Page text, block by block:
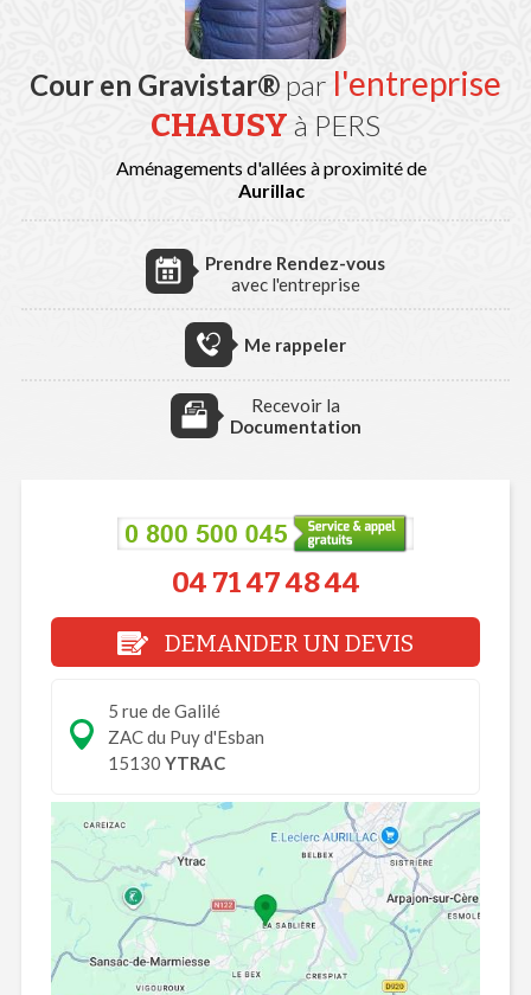
Cour en Gravistar® par l'entreprise
CHAUSY à PERS
Aménagements d'allées à proximité de
Aurillac
Prendre Rendez-vous
avec l'entreprise
Me rappeler
Recevoir la
Documentation
04 71 47 48 44
DEMANDER UN DEVIS
5 rue de Galilé
ZAC du Puy d'Esban
15130 YTRAC